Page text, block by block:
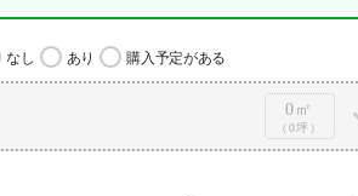
なし あり 購入予定がある
0㎡
（0坪）